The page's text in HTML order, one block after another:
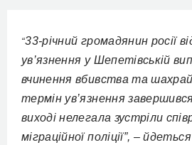
“33-річний громадянин росії
ув’язнення у Шепетівській
вчинення вбивства та
термін ув’язнення
виході нелегала зустріли
міграційної поліції”, –